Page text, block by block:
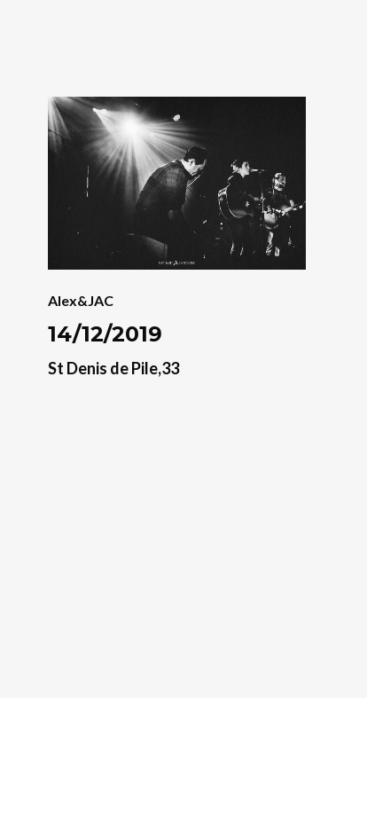
Alex&JAC
14/12/2019
St Denis de Pile,33